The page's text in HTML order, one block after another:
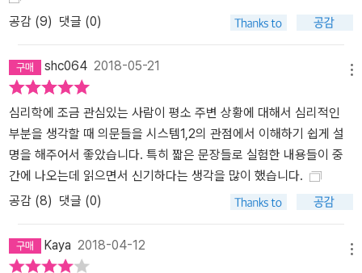
공감 (9) 댓글 (0)
shc064 2018-05-21
심리학에 조금 관심있는 사람이 평소 주변 상황에 대해서 심리적인
부분을 생각할 때 의문들을 시스템1,2의 관점에서 이해하기 쉽게 설
명을 해주어서 좋았습니다. 특히 짧은 문장들로 실험한 내용들이 중
간에 나오는데 읽으면서 신기하다는 생각을 많이 했습니다.
공감 (8) 댓글 (0)
Kaya 2018-04-12